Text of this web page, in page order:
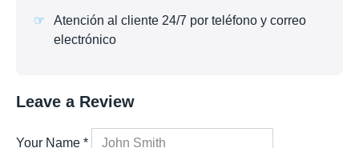
Atención al cliente 24/7 por teléfono y correo
electrónico
Leave a Review
Your Name *